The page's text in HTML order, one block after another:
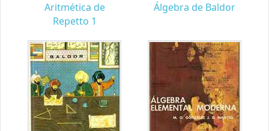
Aritmética de
Repetto 1
Álgebra de Baldor